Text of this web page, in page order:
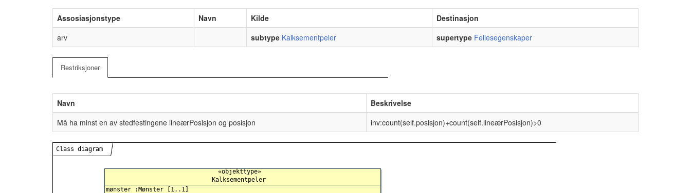
Assosiasjonstype Navn Kilde
Destinasjon
arv
subtype Kalksementpeler supertype Fellesegenskaper
Restriksjoner
Navn
Beskrivelse
Må ha minst en av stedfestingene lineærPosisjon og posisjon
inv:count(self.posisjon)+count(self.lineærPosisjon)>0